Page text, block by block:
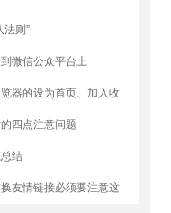
法则”
微信公众平台上
器的设为首页、加入收
四点注意问题
结
友情链接必须要注意这